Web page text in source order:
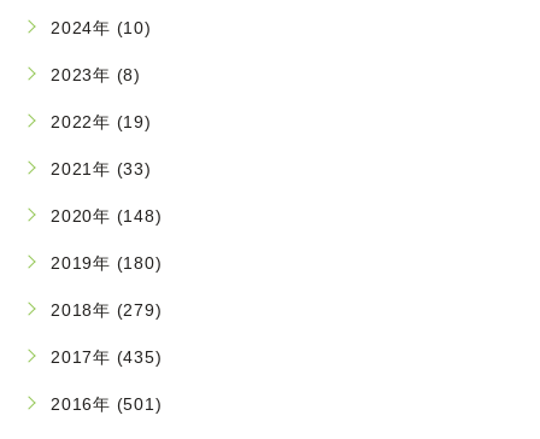
2024年 (10)
2023年 (8)
2022年 (19)
2021年 (33)
2020年 (148)
2019年 (180)
2018年 (279)
2017年 (435)
2016年 (501)